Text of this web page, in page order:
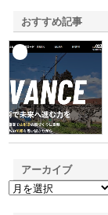
おすすめ記事
アーカイブ